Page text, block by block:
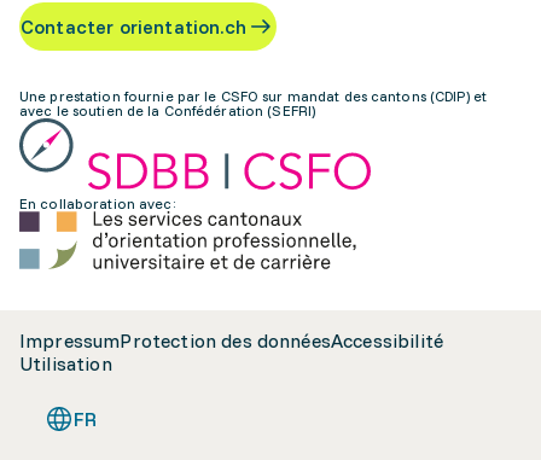
Contacter orientation.ch
Une prestation fournie par le CSFO sur mandat des cantons (CDIP) et
avec le soutien de la Confédération (SEFRI)
En collaboration avec:
ImpressumProtection des donnéesAccessibilité
Utilisation
FR